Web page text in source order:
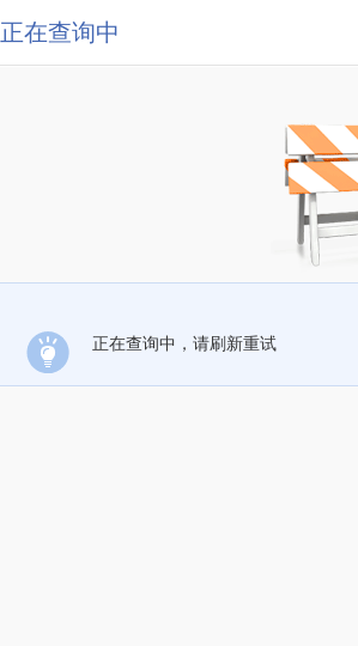
正在查询中
正在查询中，请刷新重试